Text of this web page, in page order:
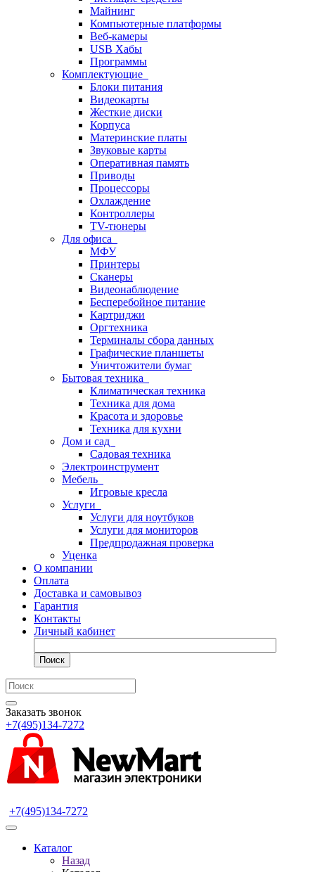
Майнинг
Компьютерные платформы
Веб-камеры
USB Хабы
Программы
Комплектующие
Блоки питания
Видеокарты
Жесткие диски
Корпуса
Материнские платы
Звуковые карты
Оперативная память
Приводы
Процессоры
Охлаждение
Контроллеры
TV-тюнеры
Для офиса
МФУ
Принтеры
Сканеры
Видеонаблюдение
Бесперебойное питание
Картриджи
Оргтехника
Терминалы сбора данных
Графические планшеты
Уничтожители бумаг
Бытовая техника
Климатическая техника
Техника для дома
Красота и здоровье
Техника для кухни
Дом и сад
Садовая техника
Электроинструмент
Мебель
Игровые кресла
Услуги
Услуги для ноутбуков
Услуги для мониторов
Предпродажная проверка
Уценка
О компании
Оплата
Доставка и самовывоз
Гарантия
Контакты
Личный кабинет
Поиск
Заказать звонок
+7(495)134-7272
+7(495)134-7272
Каталог
Назад